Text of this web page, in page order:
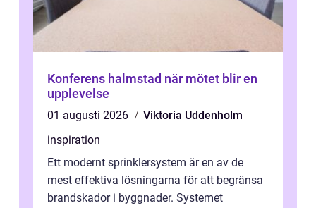
Konferens halmstad när mötet blir en
upplevelse
01 augusti 2026
Viktoria Uddenholm
inspiration
Ett modernt sprinklersystem är en av de
mest effektiva lösningarna för att begränsa
brandskador i byggnader. Systemet